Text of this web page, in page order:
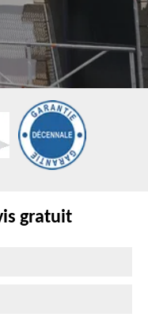
gratuit